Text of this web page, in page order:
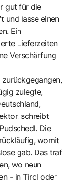
gut für die
und lasse einen
Ein
Lieferzeiten
Verschärfung
zulegte,
schreibt
Die
womit
gab. Das traf
wo neun
- in Tirol oder